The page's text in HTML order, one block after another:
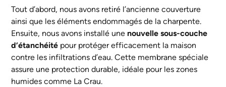
Tout d’abord, nous avons retiré l’ancienne couverture
ainsi que les éléments endommagés de la charpente.
Ensuite, nous avons installé une nouvelle sous-couche
d’étanchéité pour protéger efficacement la maison
contre les infiltrations d’eau. Cette membrane spéciale
assure une protection durable, idéale pour les zones
humides comme La Crau.